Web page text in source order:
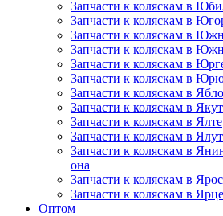
Запчасти к коляскам в
Запчасти к коляскам в
Запчасти к коляскам в
Запчасти к коляскам в
Запчасти к коляскам в
Запчасти к коляскам в
Запчасти к коляскам в
Запчасти к коляскам в
Запчасти к коляскам в Ялте
Запчасти к коляскам в
Запчасти к коляскам в
она
Запчасти к коляскам в
Запчасти к коляскам в
Оптом